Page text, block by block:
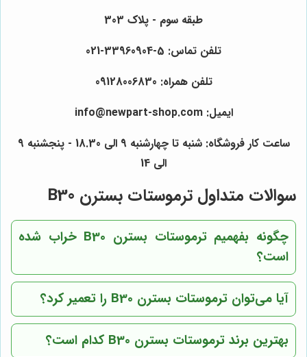
طبقه سوم - پلاک 303
تلفن تماس: 5-33960904-021
تلفن همراه: 09128006830
ایمیل: info@newpart-shop.com
ساعت کار فروشگاه: شنبه تا چهارشنبه 9 الی 18.30 - پنجشنبه 9
الی 14
سوالات متداول ترموستات بسترن B30
چگونه بفهمیم ترموستات بسترن B30 خراب شده
است؟
آیا می‌توان ترموستات بسترن B30 را تعمیر کرد؟
بهترین برند ترموستات بسترن B30 کدام است؟